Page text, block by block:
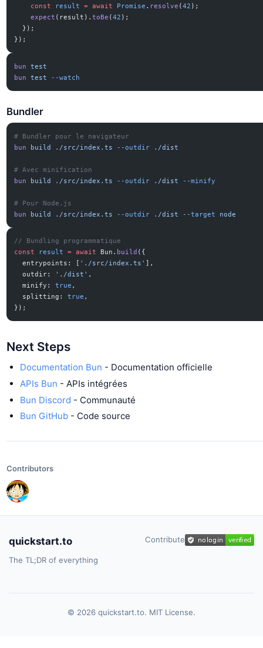
    const
result = await Promise . resolve (42 );
    expect
(result).toBe (42 );
  });
});
bun
test
bun
test --watch
Bundler
# Bundler pour le navigateur
bun
build ./src/index.ts --outdir ./dist
# Avec minification
bun
build ./src/index.ts --outdir ./dist --minify
# Pour Node.js
bun
build ./src/index.ts --outdir ./dist --target node
// Bundling programmatique
const
result = await Bun. build ({
  entrypoints: [
'./src/index.ts' ],
  outdir:
'./dist' ,
  minify:
true ,
  splitting:
true ,
});
Next Steps
Documentation Bun - Documentation officielle
APIs Bun - APIs intégrées
Bun Discord - Communauté
Bun GitHub- Code source
Contributors
quickstart.to
The TL;DR of everything
Contribute
© 2026 quickstart.to. MIT License.